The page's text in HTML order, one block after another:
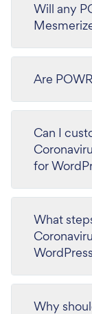
Will any
Are
Can I
for
What
Why